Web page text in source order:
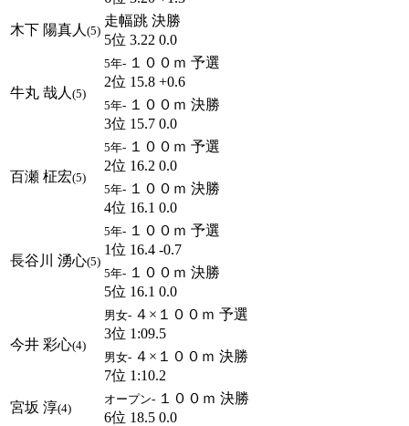
木下 陽真人 (5)
走幅跳 決勝
5位 3.22 0.0
牛丸 哉人 (5)
5年- １００ｍ 予選
2位 15.8 +0.6
5年- １００ｍ 決勝
3位 15.7 0.0
百瀬 柾宏(5)
5年- １００ｍ 予選
2位 16.2 0.0
5年- １００ｍ 決勝
4位 16.1 0.0
長谷川 湧心(5)
5年- １００ｍ 予選
1位 16.4 -0.7
5年- １００ｍ 決勝
5位 16.1 0.0
今井 彩心(4)
男女- ４×１００ｍ 予選
3位 1:09.5
男女- ４×１００ｍ 決勝
7位 1:10.2
宮坂 淳(4)
オープン- １００ｍ 決勝
6位 18.5 0.0